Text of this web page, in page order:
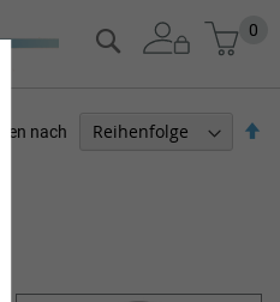
Zum
Inhalt
0
Suche
nach